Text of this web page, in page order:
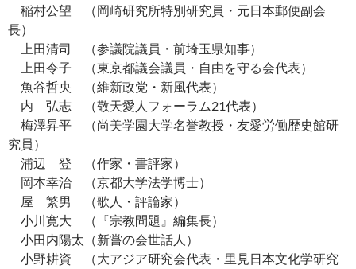
稲村公望 （岡崎研究所特別研究員・元日本郵便副会
長）
上田清司 （参議院議員・前埼玉県知事）
上田令子 （東京都議会議員・自由を守る会代表）
魚谷哲央 （維新政党・新風代表）
内 弘志 （敬天愛人フォーラム21代表）
梅澤昇平 （尚美学園大学名誉教授・友愛労働歴史館研
究員）
浦辺 登 （作家・書評家）
岡本幸治 （京都大学法学博士）
屋 繁男 （歌人・評論家）
小川寛大 （『宗教問題』編集長）
小田内陽太（新嘗の会世話人）
小野耕資 （大アジア研究会代表・里見日本文化学研究